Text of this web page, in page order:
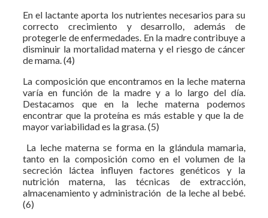
En el lactante aporta los nutrientes necesarios para su
correcto crecimiento y desarrollo, además de
protegerle de enfermedades. En la madre contribuye a
disminuir la mortalidad materna y el riesgo de cáncer
de mama. (4)
La composición que encontramos en la leche materna
varía en función de la madre y a lo largo del día.
Destacamos que en la leche materna podemos
encontrar que la proteína es más estable y que la de
mayor variabilidad es la grasa. (5)
La leche materna se forma en la glándula mamaria,
tanto en la composición como en el volumen de la
secreción láctea influyen factores genéticos y la
nutrición materna, las técnicas de extracción,
almacenamiento y administración de la leche al bebé.
(6)